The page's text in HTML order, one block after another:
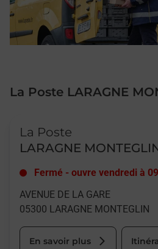
La Poste LARAGNE
La Poste
LARAGNE
Fermé - ouvre vendredi à
AVENUE DE LA GARE
05300 LARAGNE MONTEGLIN
En savoir plus